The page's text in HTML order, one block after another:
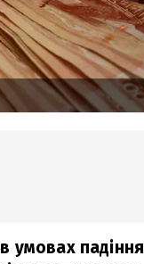
умовах падіння